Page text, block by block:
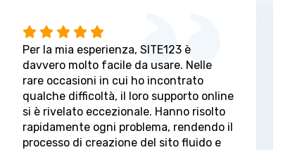
Per la mia esperienza, SITE123 è
davvero molto facile da usare. Nelle
rare occasioni in cui ho incontrato
qualche difficoltà, il loro supporto online
si è rivelato eccezionale. Hanno risolto
rapidamente ogni problema, rendendo il
processo di creazione del sito fluido e